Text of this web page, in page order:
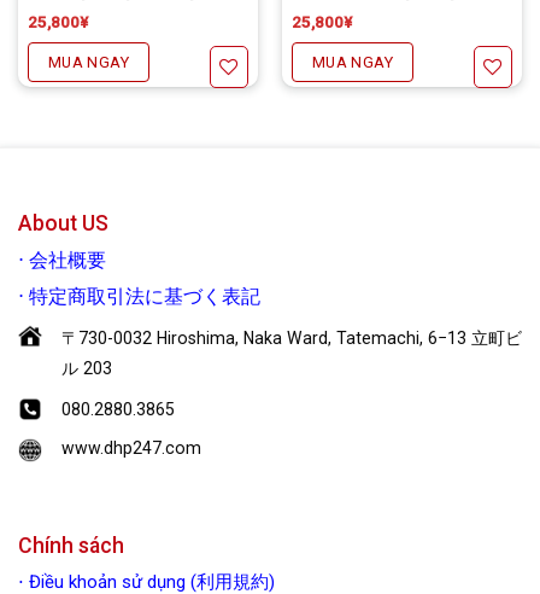
13.3inch
25,800¥
MUA NGAY
| 15.6inch
25,800¥
MUA NGAY
About US
⋅ 会社概要
⋅ 特定商取引法に基づく表記
〒730-0032 Hiroshima, Naka Ward, Tatemachi, 6−13 立町ビ
ル 203
080.2880.3865
www.dhp247.com
Chính sách
⋅ Điều khoản sử dụng (利用規約)